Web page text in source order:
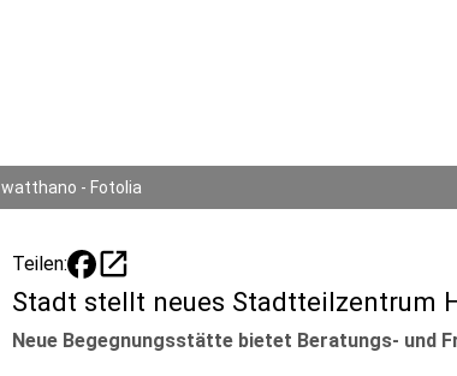
watthano - Fotolia
Teilen: open_in_new
Stadt stellt neues Stadtteilzentrum
Neue Begegnungsstätte bietet Beratungs- und